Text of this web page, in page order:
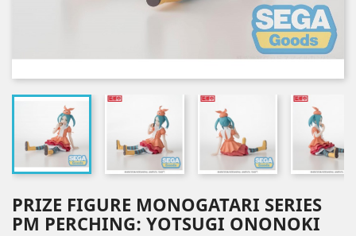
PRIZE FIGURE MONOGATARI SERIES
PM PERCHING: YOTSUGI ONONOKI